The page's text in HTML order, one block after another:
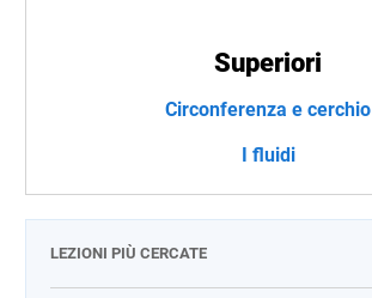
Superiori
Circonferenza e cerchio
I fluidi
LEZIONI PIÙ CERCATE